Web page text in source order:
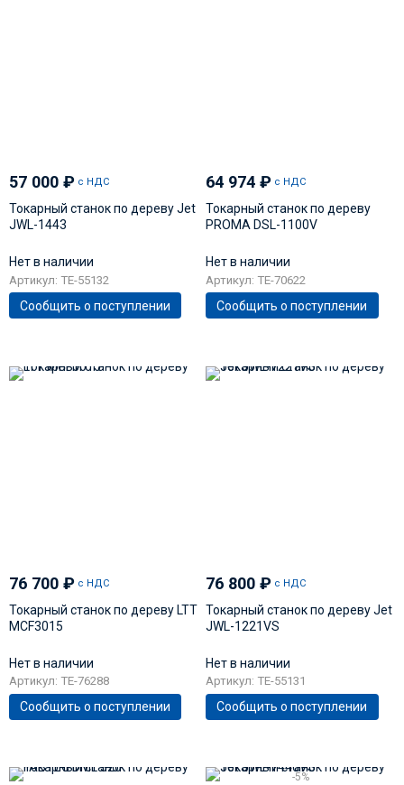
57 000 ₽ с НДС
Токарный станок по дереву Jet
JWL-1443
Нет в наличии
Артикул: TE-55132
Сообщить о поступлении
64 974₽ с НДС
Токарный станок по дереву
PROMA DSL-1100V
Нет в наличии
Артикул: TE-70622
Сообщить о поступлении
76 700 ₽ с НДС
Токарный станок по дереву LTT
MCF3015
Нет в наличии
Артикул: TE-76288
Сообщить о поступлении
76 800₽ с НДС
Токарный станок по дереву Jet
JWL-1221VS
Нет в наличии
Артикул: TE-55131
Сообщить о поступлении
-5%